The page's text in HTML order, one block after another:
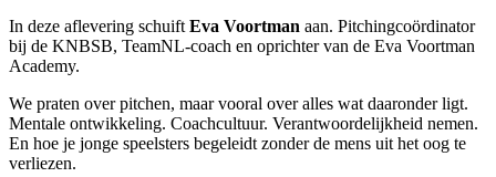
In deze aflevering schuiftEva Voortman aan. Pitchingcoördinator
bij de KNBSB, TeamNL-coach en oprichter van de Eva Voortman
Academy.
We praten over pitchen, maar vooral over alles wat daaronder ligt.
Mentale ontwikkeling. Coachcultuur. Verantwoordelijkheid nemen.
En hoe je jonge speelsters begeleidt zonder de mens uit het oog te
verliezen.